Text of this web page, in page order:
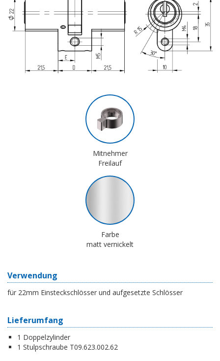
Mitnehmer
Freilauf
Farbe
matt vernickelt
Verwendung
für 22mm Einsteckschlösser und aufgesetzte Schlösser
Lieferumfang
1 Doppelzylinder
1 Stulpschraube T09.623.002.62